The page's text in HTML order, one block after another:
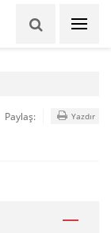
Paylaş: Yazdır